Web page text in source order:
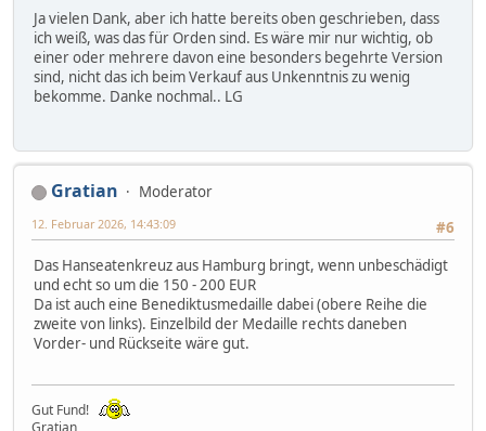
Ja vielen Dank, aber ich hatte bereits oben geschrieben, dass
ich weiß, was das für Orden sind. Es wäre mir nur wichtig, ob
einer oder mehrere davon eine besonders begehrte Version
sind, nicht das ich beim Verkauf aus Unkenntnis zu wenig
bekomme. Danke nochmal.. LG
Gratian
Moderator
#6
12. Februar 2026, 14:43:09
Das Hanseatenkreuz aus Hamburg bringt, wenn unbeschädigt
und echt so um die 150 - 200 EUR
Da ist auch eine Benediktusmedaille dabei (obere Reihe die
zweite von links). Einzelbild der Medaille rechts daneben
Vorder- und Rückseite wäre gut.
Gut Fund!
Gratian